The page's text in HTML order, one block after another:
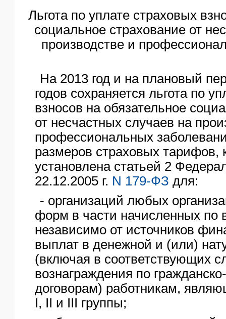
Льгота по уплате страховых
социальное страхование от
производстве и
На 2013 год и на плановый
годов сохраняется льгота по
взносов на обязательное
от несчастных случаев на
профессиональных
размеров страховых тарифов,
установлена статьей 2
22.12.2005 г. N 179-ФЗ для:
- организаций любых
форм в части начисленных по
независимо от источников
выплат в денежной и (или)
(включая в соответствующих
вознаграждения по
договорам) работникам,
I, II и III группы;